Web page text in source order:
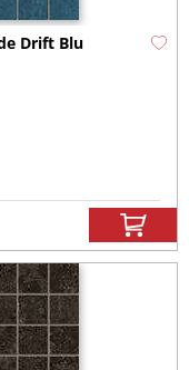
Drift Blu